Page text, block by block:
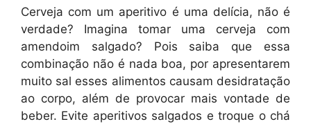
Cerveja com um aperitivo é uma delícia, não é
verdade? Imagina tomar uma cerveja com
amendoim salgado? Pois saiba que essa
combinação não é nada boa, por apresentarem
muito sal esses alimentos causam desidratação
ao corpo, além de provocar mais vontade de
beber. Evite aperitivos salgados e troque o chá